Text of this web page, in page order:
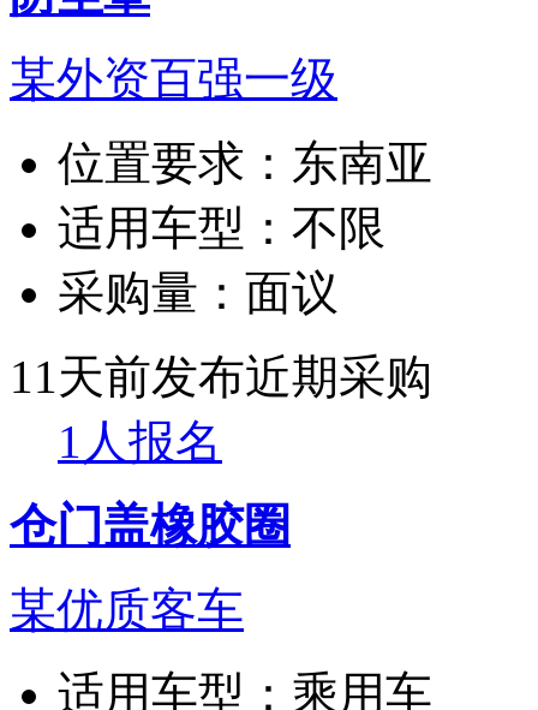
某外资百强一级
位置要求： 东南亚
适用车型： 不限
采购量： 面议
11天前发布近期采购
1人报名
仓门盖橡胶圈
某优质客车
适用车型： 乘用车